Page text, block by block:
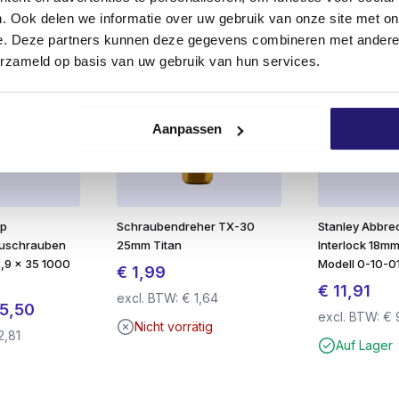
Ook delen we informatie over uw gebruik van onze site met
Deze partners kunnen deze gegevens combineren met
op basis van uw gebruik van hun services.
Aanpassen
erfordert dies oft viel mehr Druck.
brechenunter hoher Schraubendreherbelastung
5,0 und 6,0 Durchmesser ist der Einschraubwiderstand
haben aufgrund des speziellen an
oder einer Leiste verwendet wird.
Torx (TX) Antrieb. Die Schraube ist mit einem
Version erhältlich.
breiten Palette von Anwendungen eingesetzt und
kontrolliert. So können Sie sicher sein, dass Sie nur
tragen daher ein CE- und ein ETA-Gütesiegel, mit
Umwelt und Verbraucherschutz entspricht.
x 35 1000
Schraubendreher TX-30
25mm Titan
€ 1,99
excl. BTW:€ 1,64
Nicht vorrätig
Stanley
Interlock
Modell 0-10-
€ 11,91
excl. BTW:€
Auf Lager